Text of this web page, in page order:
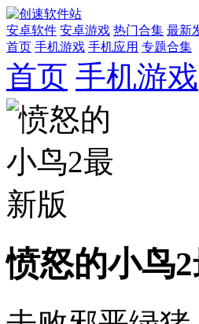
安卓软件 安卓游戏 热门合集 最新
首页 手机游戏 手机应用 专题合集
首页 手机游戏
愤怒的小鸟